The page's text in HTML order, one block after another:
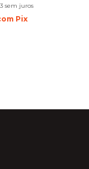
sem juros
Pix